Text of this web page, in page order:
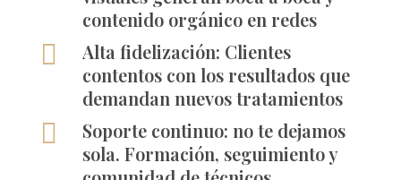
contenido orgánico en redes

Alta fidelización: Clientes
contentos con los resultados que
demandan nuevos tratamientos

Soporte continuo: no te dejamos
sola. Formación, seguimiento y